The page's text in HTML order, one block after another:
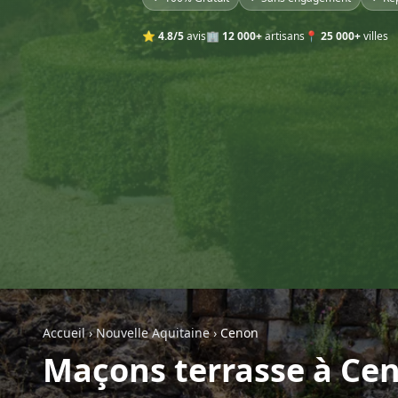
⭐ 4.8/5avis🏢 12 000+artisans 📍 25 000+villes
Accueil›Nouvelle Aquitaine›Cenon
Maçons terrasse à